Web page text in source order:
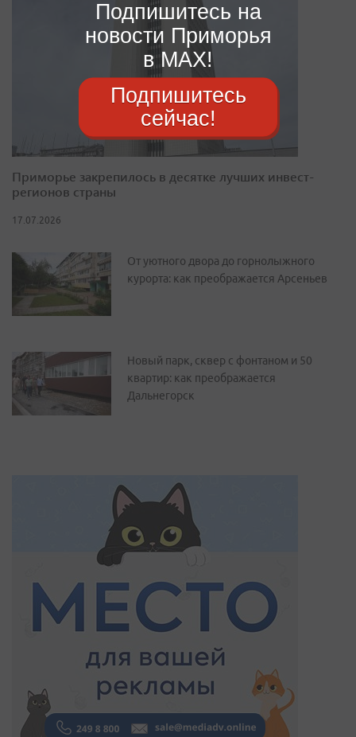
Приморье закрепилось в десятке лучших инвест-
регионов страны
17.07.2026
От уютного двора до горнолыжного
курорта: как преображается Арсеньев
Новый парк, сквер с фонтаном и 50
квартир: как преображается
Дальнегорск
Подпишитесь на
новости Приморья
в MAX!
Подпишитесь
сейчас!